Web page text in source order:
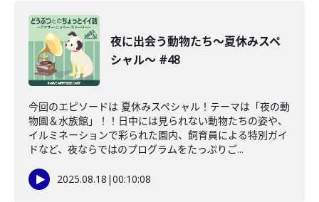
夜に出会う動物たち〜夏休みスペ
シャル〜 #48
今回のエピソードは 夏休みスペシャル！テーマは「夜の動
物園＆水族館」！！日中には見られない動物たちの姿や、
イルミネーションで彩られた園内、飼育員による特別ガイ
ドなど、夜ならではのプログラムをたっぷりご...
2025.08.18 |00:10:08